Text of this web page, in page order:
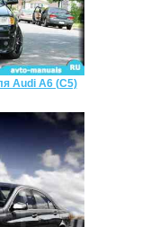
Audi A6 (C5)